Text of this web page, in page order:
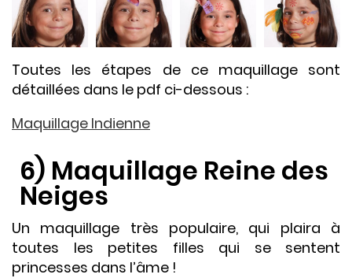
Toutes les étapes de ce maquillage sont
détaillées dans le pdf ci-dessous :
Maquillage Indienne
6) Maquillage Reine des
Neiges
Un maquillage très populaire, qui plaira à
toutes les petites filles qui se sentent
princesses dans l’âme !